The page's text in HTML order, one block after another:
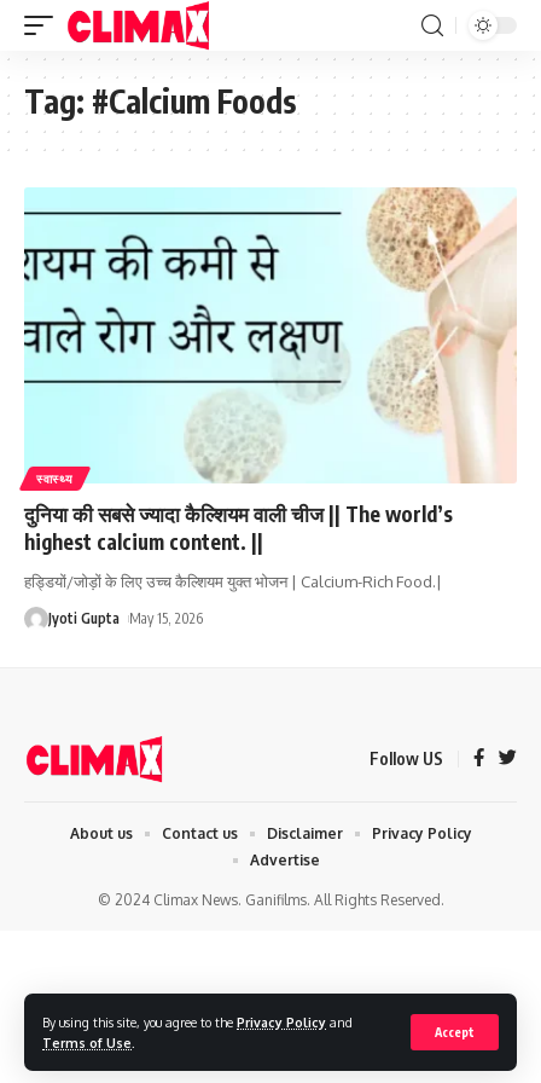
By using this site, you agree to the Privacy Policy and
Terms of Use
Accept
Tag: #Calcium Foods
स्वास्थ्य
दुनिया की सबसे ज्यादा कैल्शियम वाली चीज || The world’s
highest calcium content. ||
हड्डियों/जोड़ों के लिए उच्च कैल्शियम युक्त भोजन | Calcium-Rich Food.|
Jyoti Gupta May 15, 2026
Follow US
© 2024 Climax News. Ganifilms. All Rights Reserved.
About us Contact us Disclaimer
Privacy Policy
Advertise